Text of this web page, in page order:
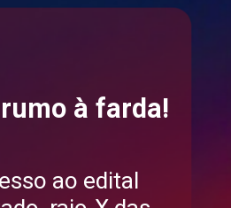
à farda!
ao edital